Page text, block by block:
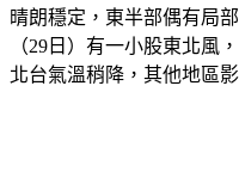
「寒流」漸減弱、氣溫逐
晴朗穩定，東半部偶有局
（29日）有一小股東北風